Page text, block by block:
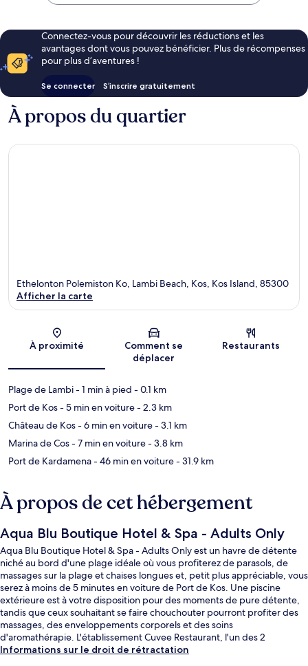
Connectez-vous pour découvrir les réductions et les
avantages dont vous pouvez bénéficier. Plus de récompenses
pour plus d’aventures !
Se connecter S’inscrire gratuitement
À propos du quartier
Carte
Ethelonton Polemiston Ko, Lambi Beach, Kos, Kos Island, 85300
Afficher la carte
À proximité
Comment se
déplacer
Restaurants
Plage de Lambi- 1 min à pied - 0.1 km
Port de Kos- 5 min en voiture- 2.3 km
Château de Kos- 6 min en voiture- 3.1 km
Marina de Cos- 7 min en voiture- 3.8 km
Port de Kardamena- 46 min en voiture- 31.9 km
À propos de cet hébergement
Aqua Blu Boutique Hotel & Spa - Adults Only
Aqua Blu Boutique Hotel & Spa - Adults Only est un havre de détente
niché au bord d'une plage idéale où vous profiterez de parasols, de
massages sur la plage et chaises longues et, petit plus appréciable, vous
serez à moins de 5 minutes en voiture de Port de Kos. Une piscine
extérieure est à votre disposition pour des moments de pure détente,
tandis que ceux souhaitant se faire chouchouter pourront profiter des
massages, des enveloppements corporels et des soins
d'aromathérapie. L'établissement Cuvee Restaurant, l'un des 2
restaurants, sert des spécialités Cuisine méditerranéenne et est ouvert
Informations sur le droit de rétractation